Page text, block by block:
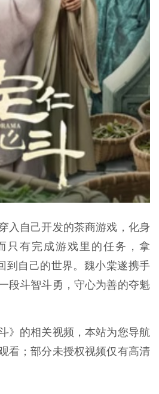
入自己开发的茶商游戏，化身
只有完成游戏里的任务，拿
到自己的世界。魏小棠遂携手
段斗智斗勇，守心为善的夺魁
》的相关视频，本站为您导航
看；部分未授权视频仅有高清